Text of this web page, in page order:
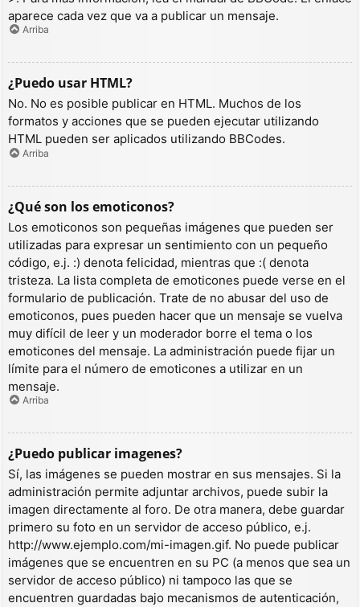
aparece cada vez que va a publicar un mensaje.
Arriba
¿Puedo usar HTML?
No. No es posible publicar en HTML. Muchos de los
formatos y acciones que se pueden ejecutar utilizando
HTML pueden ser aplicados utilizando BBCodes.
Arriba
¿Qué son los emoticonos?
Los emoticonos son pequeñas imágenes que pueden ser
utilizadas para expresar un sentimiento con un pequeño
código, e.j. :) denota felicidad, mientras que :( denota
tristeza. La lista completa de emoticones puede verse en el
formulario de publicación. Trate de no abusar del uso de
emoticonos, pues pueden hacer que un mensaje se vuelva
muy difícil de leer y un moderador borre el tema o los
emoticones del mensaje. La administración puede fijar un
límite para el número de emoticones a utilizar en un
mensaje.
Arriba
¿Puedo publicar imagenes?
Sí, las imágenes se pueden mostrar en sus mensajes. Si la
administración permite adjuntar archivos, puede subir la
imagen directamente al foro. De otra manera, debe guardar
primero su foto en un servidor de acceso público, e.j.
http://www.ejemplo.com/mi-imagen.gif. No puede publicar
imágenes que se encuentren en su PC (a menos que sea un
servidor de acceso público) ni tampoco las que se
encuentren guardadas bajo mecanismos de autenticación,